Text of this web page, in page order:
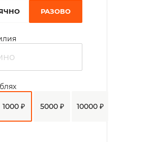
РАЗОВО
1000 ₽ 5000 ₽ 10000 ₽